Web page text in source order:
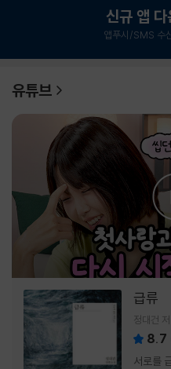
신규 앱
앱푸시/SMS 수
유튜브
급류
정대건 저
8.7
서로를